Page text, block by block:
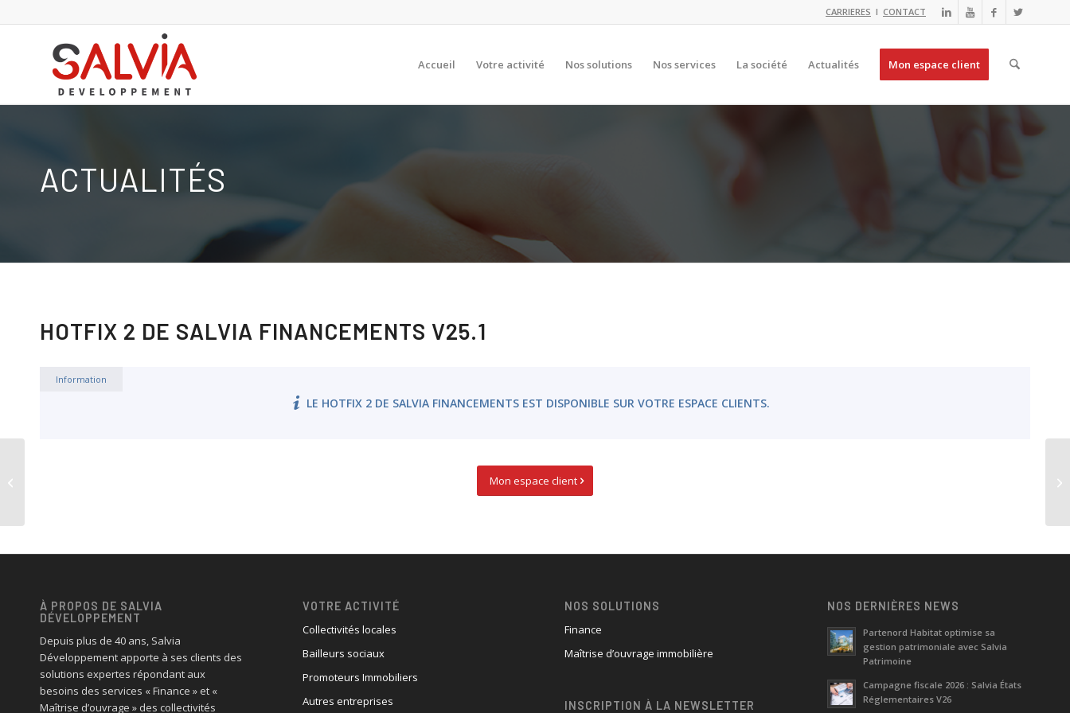
CARRIERES I CONTACT
Accueil Votre activité Nos solutions Nos services La société Actualités Mon espace client
ACTUALITÉS
HOTFIX 2 DE SALVIA FINANCEMENTS V25.1
Information
LE HOTFIX 2 DE SALVIA FINANCEMENTS EST DISPONIBLE SUR VOTRE ESPACE CLIENTS.
Mon espace client
À PROPOS DE SALVIA
DÉVELOPPEMENT
Depuis plus de 40 ans, Salvia
Développement apporte à ses clients des
solutions expertes répondant aux
besoins des services « Finance » et «
Maîtrise d’ouvrage » des collectivités
VOTRE ACTIVITÉ
Collectivités locales
Bailleurs sociaux
Promoteurs Immobiliers
Autres entreprises
NOS SOLUTIONS
Finance
Maîtrise d’ouvrage immobilière
INSCRIPTION À LA NEWSLETTER
NOS DERNIÈRES NEWS
Partenord Habitat optimise sa
gestion patrimoniale avec Salvia
Patrimoine
Campagne fiscale 2026 : Salvia États
Réglementaires V26